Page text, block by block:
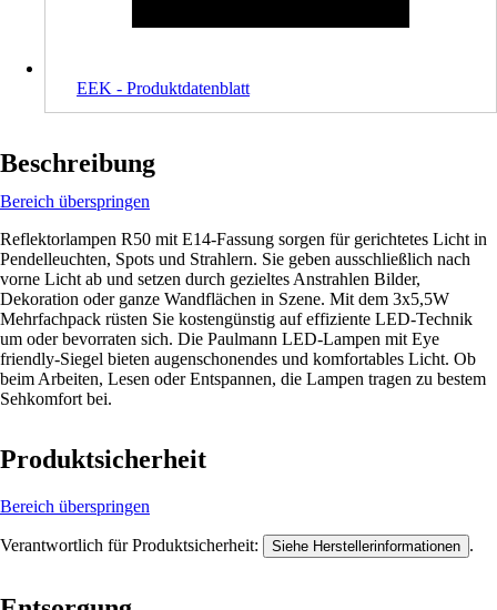
EEK - Produktdatenblatt
Beschreibung
Bereich überspringen
Reflektorlampen R50 mit E14-Fassung sorgen für gerichtetes Licht in
Pendelleuchten, Spots und Strahlern. Sie geben ausschließlich nach
vorne Licht ab und setzen durch gezieltes Anstrahlen Bilder,
Dekoration oder ganze Wandflächen in Szene. Mit dem 3x5,5W
Mehrfachpack rüsten Sie kostengünstig auf effiziente LED-Technik
um oder bevorraten sich. Die Paulmann LED-Lampen mit Eye
friendly-Siegel bieten augenschonendes und komfortables Licht. Ob
beim Arbeiten, Lesen oder Entspannen, die Lampen tragen zu bestem
Sehkomfort bei.
Produktsicherheit
Bereich überspringen
Verantwortlich für Produktsicherheit: Siehe Herstellerinformationen .